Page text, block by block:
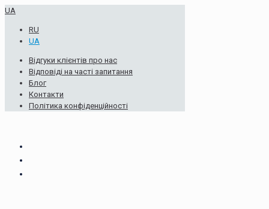
UA
RU
UA
Відгуки клієнтів про нас
Відповіді на часті запитання
Блог
Контакти
Політика конфіденційності